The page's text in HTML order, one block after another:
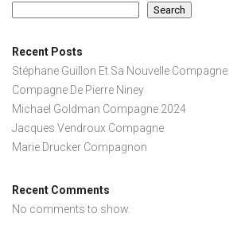
Search
Recent Posts
Stéphane Guillon Et Sa Nouvelle Compagne
Compagne De Pierre Niney
Michael Goldman Compagne 2024
Jacques Vendroux Compagne
Marie Drucker Compagnon
Recent Comments
No comments to show.